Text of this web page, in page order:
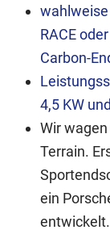
RACE oder
Carbon-
4,5 KW
Wir
Terrain.
ein